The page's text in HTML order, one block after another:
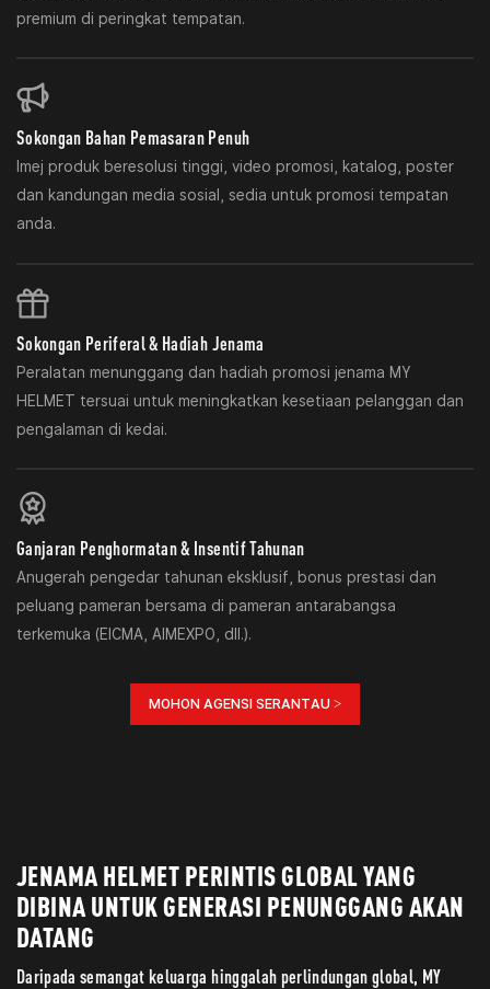
premium di peringkat tempatan.
Sokongan Bahan Pemasaran Penuh
Imej produk beresolusi tinggi, video promosi, katalog, poster
dan kandungan media sosial, sedia untuk promosi tempatan
anda.
Sokongan Periferal & Hadiah Jenama
Peralatan menunggang dan hadiah promosi jenama MY
HELMET tersuai untuk meningkatkan kesetiaan pelanggan dan
pengalaman di kedai.
Ganjaran Penghormatan & Insentif Tahunan
Anugerah pengedar tahunan eksklusif, bonus prestasi dan
peluang pameran bersama di pameran antarabangsa
terkemuka (EICMA, AIMEXPO, dll.).
MOHON AGENSI SERANTAU >
JENAMA HELMET PERINTIS GLOBAL YANG
DIBINA UNTUK GENERASI PENUNGGANG AKAN
DATANG
Daripada semangat keluarga hinggalah perlindungan global, MY